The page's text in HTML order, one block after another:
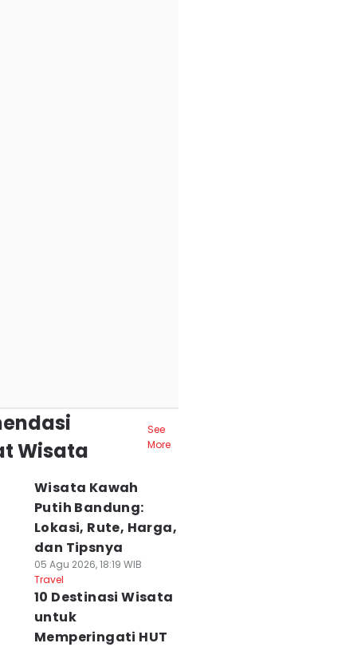
Wisata
See
More
Wisata Kawah
Putih Bandung:
Lokasi, Rute, Harga,
dan Tipsnya
05 Agu 2026, 18:19 WIB
Travel
10 Destinasi Wisata
untuk
Memperingati HUT